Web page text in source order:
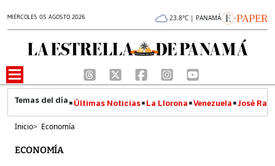
MIÉRCOLES 05 AGOSTO 2026 23.8°C | PANAMÁ
Últimas Noticias La Llorona Venezuela José
Inicio> Economía
ECONOMÍA